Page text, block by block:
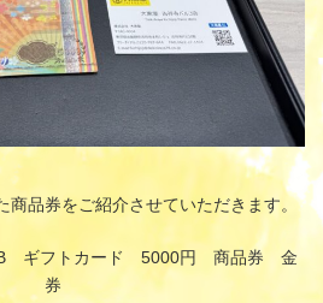
商品券をご紹介させていただきます。
ギフトカード 5000円 商品券 金
券